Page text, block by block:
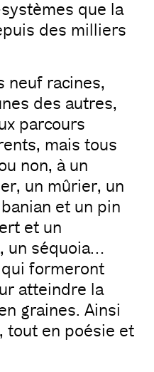
que la
des milliers
neuf racines,
des autres,
parcours
mais tous
non, à un
un mûrier, un
et un pin
et un
un séquoia…
formeront
atteindre la
graines. Ainsi
tout en poésie et